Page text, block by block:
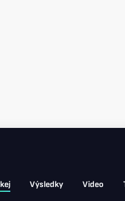
Výsledky Video